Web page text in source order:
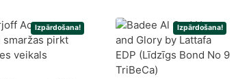
Izpārdošana! Izpārdošana!